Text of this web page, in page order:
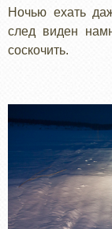
Ночью ехать
след виден
соскочить.